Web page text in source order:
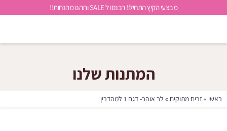
מבצעי הקיץ התחילו! הכנסו ל SALE ותהנו מהנחות!!
המתנות שלנו
ראשי »זרים מתוקים » לב אוהב- דגם 1 למהדרין